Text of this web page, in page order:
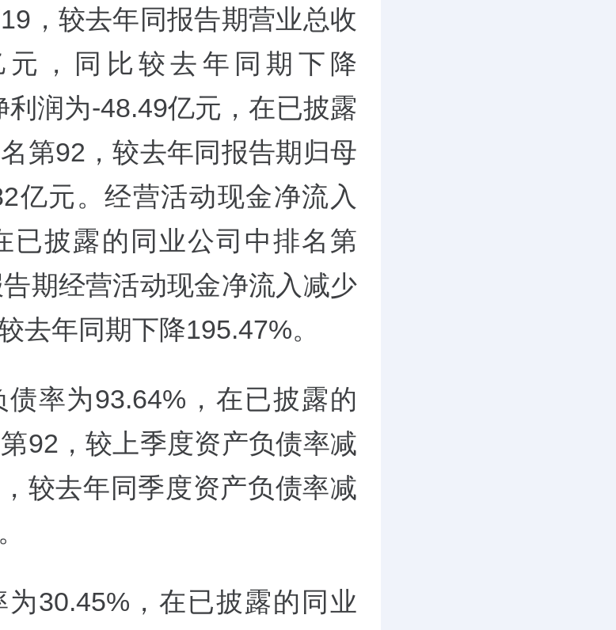
，较去年同报告期营业总收
元，同比较去年同期下降
润为-48.49亿元，在已披露
第92，较去年同报告期归母
亿元。经营活动现金净流入
已披露的同业公司中排名第
期经营活动现金净流入减少
去年同期下降195.47%。
率为93.64%，在已披露的
92，较上季度资产负债率减
较去年同季度资产负债率减
30.45%，在已披露的同业